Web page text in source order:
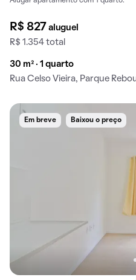
R$ 827aluguel
R$ 1.354 total
30 m² · 1 quarto
Rua Celso Vieira, Parque
Em breve Baixou o preço